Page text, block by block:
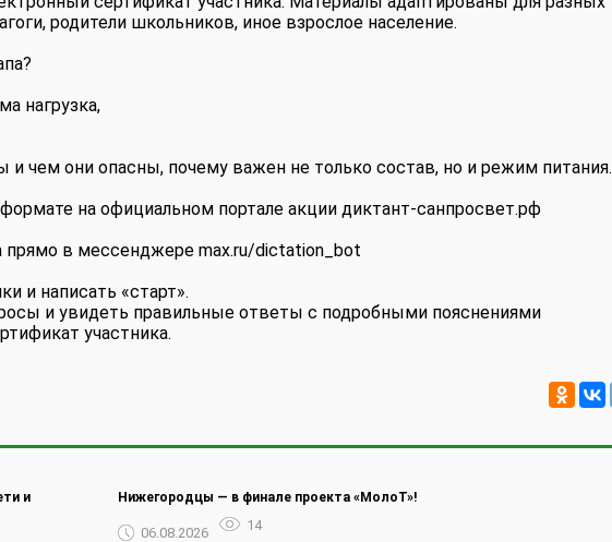
родители школьников, иное взрослое население.
нагрузка,
и чем они опасны, почему важен не только состав, но и режим питания.
на официальном портале акции диктант-санпросвет.рф
прямо в мессенджере max.ru/dictation_bot
и написать «старт».
и увидеть правильные ответы с подробными пояснениями
участника.
и
Нижегородцы — в финале проекта «МолоТ»!
06.08.2026 14